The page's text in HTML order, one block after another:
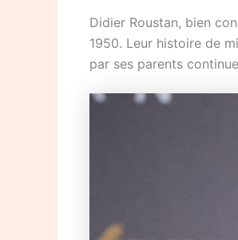
Didier Roustan, bien
1950. Leur histoire de
par ses parents